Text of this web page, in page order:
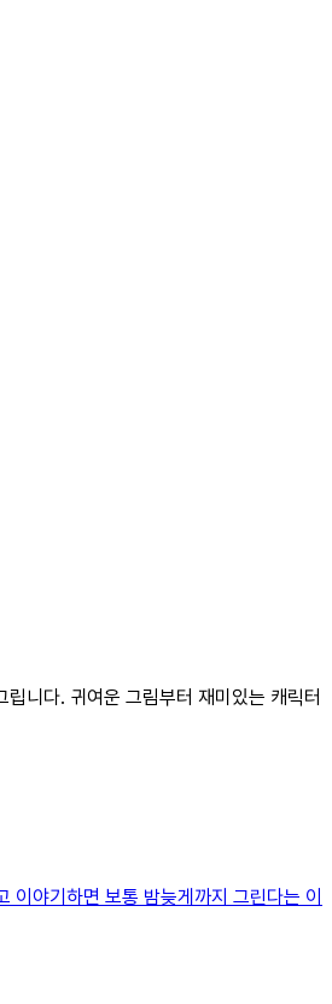
니다. 귀여운 그림부터 재미있는 캐릭터
야기하면 보통 밤늦게까지 그린다는 이